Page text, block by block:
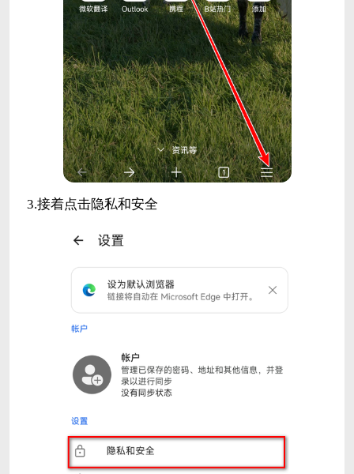
3.接着点击隐私和安全